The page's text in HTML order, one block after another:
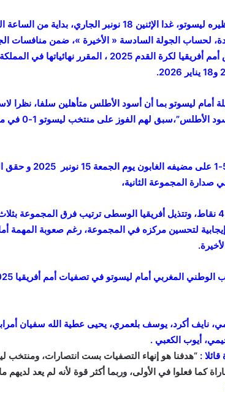
سيواجه المنتخب الوطني المغربي نظيره ليسوتو، غدا الإثنين 18 نونبر
لحساب الجولة السادسة « الأخيرة »، ضمن منافسات
والأخيرة من التصفيات المؤهلة لكأس أمم أفريقيا لكرة القدم 2025 ،
ليسوتو بما أن أسود الأطلس متأهلين سلفا، نظرا
المغربية للعرس
وتحتل ليسوتو، المركز الثالث برصيد 4 نقاط، وتتذيل أفريقيا الوسطى ترتيب فرق
لتحسين مركزه في المجموعة، رغم صعوبة المهمة
نايف أكرد، يوسف بلعمري، يحيى عطية الله سفيان
أيوب الكعبي .
: “هدفنا هو إنهاء التصفيات بست انتصارات،
كما فعلوا في الأولى، وربما أكثر قوة لأنه لم يعد لديهم